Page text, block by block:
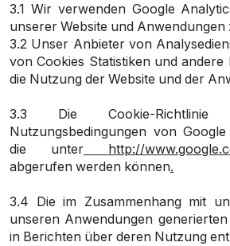
3.1 Wir verwenden Google
unserer Website und Anwendungen
3.2 Unser Anbieter von
von Cookies Statistiken und
die Nutzung der Website und der
3.3 Die Cookie-
Nutzungsbedingungen von
die unter http://
abgerufen werden können.
3.4 Die im Zusammenhang mit
unseren Anwendungen
in Berichten über deren Nutzung